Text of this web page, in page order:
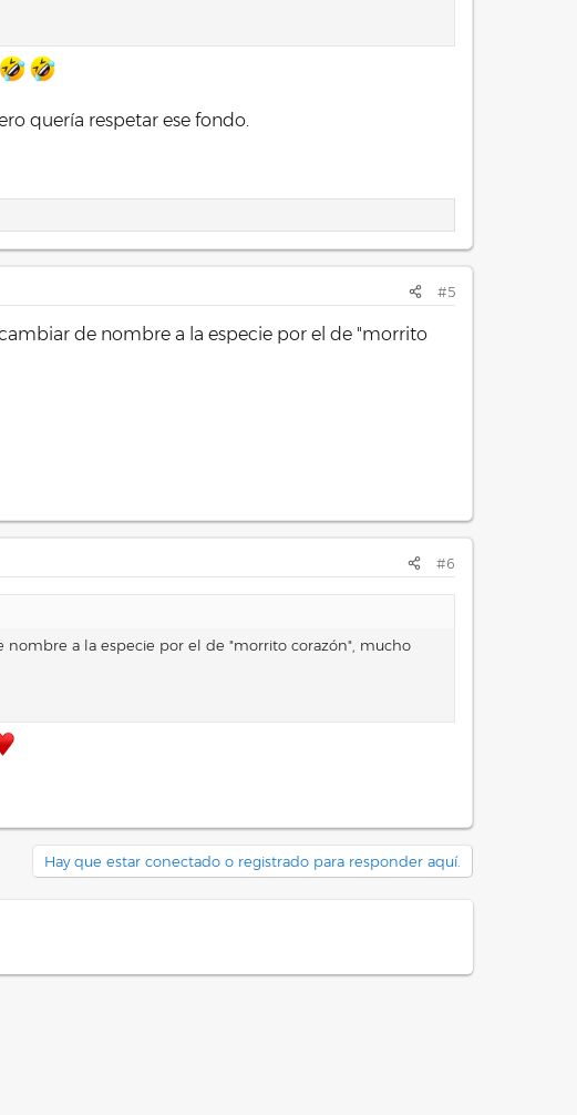
quería respetar ese fondo.
#5
de nombre a la especie por el de "morrito
#6
a la especie por el de "morrito corazón", mucho
Hay que estar conectado o registrado para responder aquí.